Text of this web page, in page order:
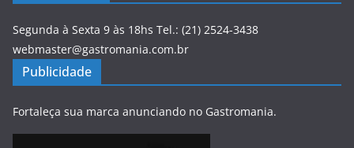
Segunda à Sexta 9 às 18hs Tel.: (21) 2524-3438
webmaster@gastromania.com.br
Publicidade
Fortaleça sua marca anunciando no Gastromania.